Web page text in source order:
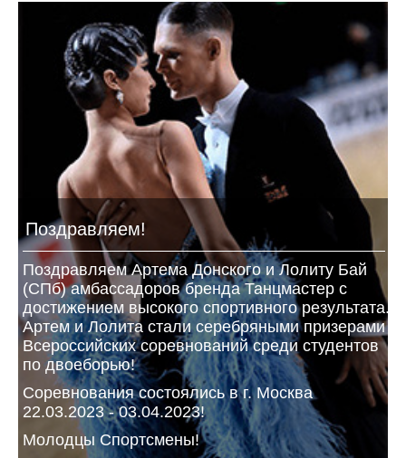
Поздравляем!
Поздравляем Артема Донского и Лолиту Бай
(СПб) амбассадоров бренда Танцмастер с
достижением высокого спортивного результата.
Артем и Лолита стали серебряными призерами
Всероссийских соревнований среди студентов
по двоеборью!
Соревнования состоялись в г. Москва
22.03.2023 - 03.04.2023!
Молодцы Спортсмены!